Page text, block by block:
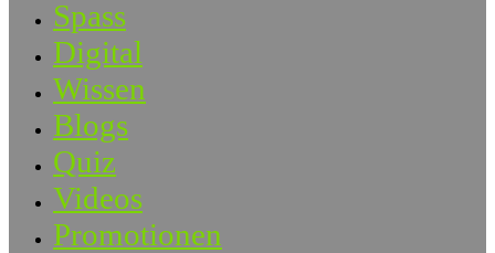
Spass
Digital
Wissen
Blogs
Quiz
Videos
Promotionen